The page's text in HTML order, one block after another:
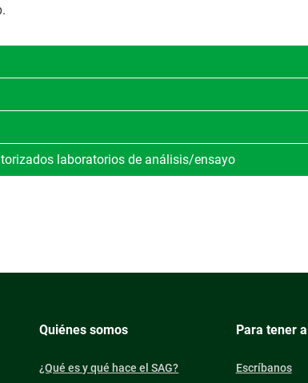
laboratorios de análisis/ensayo
Quiénes somos
¿Qué es y qué hace el SAG?
Para tener
Escríbanos